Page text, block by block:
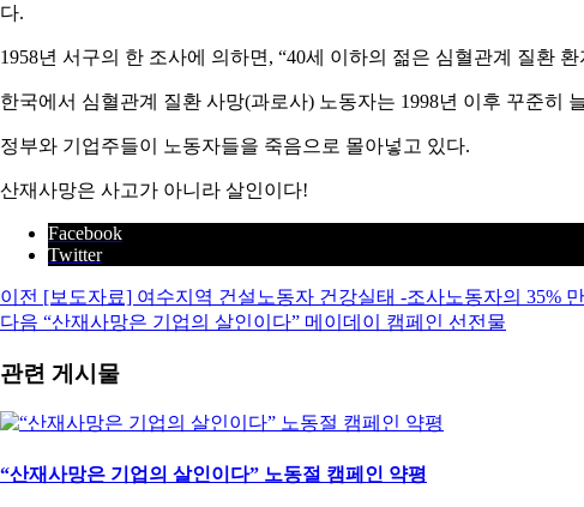
다.
1958년 서구의 한 조사에 의하면, “40세 이하의 젊은 심혈관계 질환
한국에서 심혈관계 질환 사망(과로사) 노동자는 1998년 이후 꾸준히
정부와 기업주들이 노동자들을 죽음으로 몰아넣고 있다.
산재사망은 사고가 아니라 살인이다!
Facebook
Twitter
이전 [보도자료] 여수지역 건설노동자 건강실태 -조사노동자의 35%
다음 “산재사망은 기업의 살인이다” 메이데이 캠페인 선전물
관련 게시물
“산재사망은 기업의 살인이다” 노동절 캠페인 약평